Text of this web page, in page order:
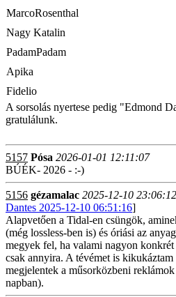
MarcoRosenthal
Nagy Katalin
PadamPadam
Apika
Fidelio
A sorsolás nyertese pedig "Edmond
gratulálunk.
5157 Pósa 2026-01-01 12:11:07
BÚÉK- 2026 - :-)
5156 gézamalac 2025-12-10 23:06:12
Dantes 2025-12-10 06:51:16]
Alapvetően a Tidal-en csüngök,
(még lossless-ben is) és óriási az
megyek fel, ha valami nagyon
csak annyira. A tévémet is
megjelentek a műsorközbeni
napban).